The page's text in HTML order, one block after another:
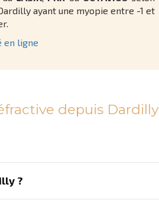
ayant une myopie entre -1 et
en ligne
depuis Dardilly
?